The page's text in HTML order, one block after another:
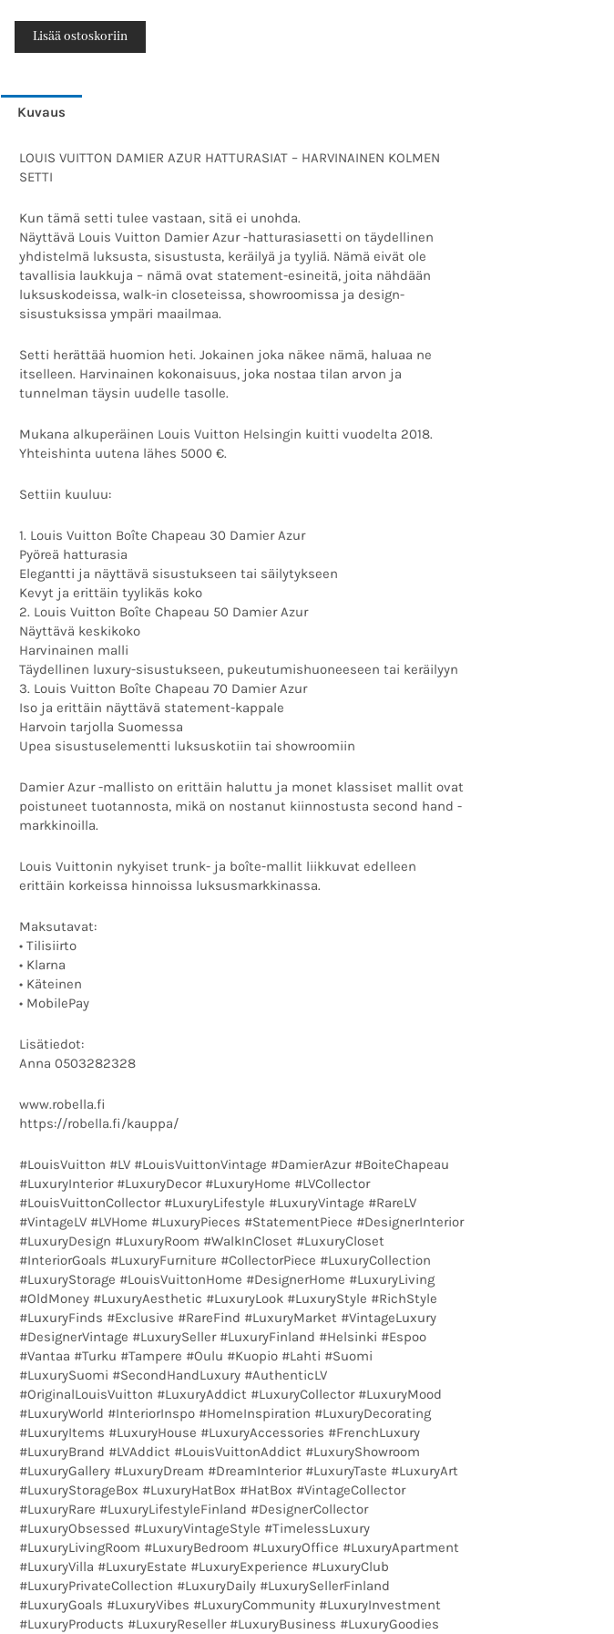
DAMIER
AZUR
–
HARVINAINEN
SETTI
määrä
Lisää ostoskoriin
Kuvaus
LOUIS VUITTON DAMIER AZUR HATTURASIAT – HARVINAINEN KOLMEN
SETTI
Kun tämä setti tulee vastaan, sitä ei unohda.
Näyttävä Louis Vuitton Damier Azur -hatturasiasetti on täydellinen
yhdistelmä luksusta, sisustusta, keräilyä ja tyyliä. Nämä eivät ole
tavallisia laukkuja – nämä ovat statement-esineitä, joita nähdään
luksuskodeissa, walk-in closeteissa, showroomissa ja design-
sisustuksissa ympäri maailmaa.
Setti herättää huomion heti. Jokainen joka näkee nämä, haluaa ne
itselleen. Harvinainen kokonaisuus, joka nostaa tilan arvon ja
tunnelman täysin uudelle tasolle.
Mukana alkuperäinen Louis Vuitton Helsingin kuitti vuodelta 2018.
Yhteishinta uutena lähes 5000 €.
Settiin kuuluu:
1. Louis Vuitton Boîte Chapeau 30 Damier Azur
Pyöreä hatturasia
Elegantti ja näyttävä sisustukseen tai säilytykseen
Kevyt ja erittäin tyylikäs koko
2. Louis Vuitton Boîte Chapeau 50 Damier Azur
Näyttävä keskikoko
Harvinainen malli
Täydellinen luxury-sisustukseen, pukeutumishuoneeseen tai keräilyyn
3. Louis Vuitton Boîte Chapeau 70 Damier Azur
Iso ja erittäin näyttävä statement-kappale
Harvoin tarjolla Suomessa
Upea sisustuselementti luksuskotiin tai showroomiin
Damier Azur -mallisto on erittäin haluttu ja monet klassiset mallit ovat
poistuneet tuotannosta, mikä on nostanut kiinnostusta second hand -
markkinoilla.
Louis Vuittonin nykyiset trunk- ja boîte-mallit liikkuvat edelleen
erittäin korkeissa hinnoissa luksusmarkkinassa.
Maksutavat:
• Tilisiirto
• Klarna
• Käteinen
• MobilePay
Lisätiedot:
Anna 0503282328
www.robella.fi
https://robella.fi/kauppa/
#LouisVuitton #LV #LouisVuittonVintage #DamierAzur #BoiteChapeau
#LuxuryInterior #LuxuryDecor #LuxuryHome #LVCollector
#LouisVuittonCollector #LuxuryLifestyle #LuxuryVintage #RareLV
#VintageLV #LVHome #LuxuryPieces #StatementPiece #DesignerInterior
#LuxuryDesign #LuxuryRoom #WalkInCloset #LuxuryCloset
#InteriorGoals #LuxuryFurniture #CollectorPiece #LuxuryCollection
#LuxuryStorage #LouisVuittonHome #DesignerHome #LuxuryLiving
#OldMoney #LuxuryAesthetic #LuxuryLook #LuxuryStyle #RichStyle
#LuxuryFinds #Exclusive #RareFind #LuxuryMarket #VintageLuxury
#DesignerVintage #LuxurySeller #LuxuryFinland #Helsinki #Espoo
#Vantaa #Turku #Tampere #Oulu #Kuopio #Lahti #Suomi
#LuxurySuomi #SecondHandLuxury #AuthenticLV
#OriginalLouisVuitton #LuxuryAddict #LuxuryCollector #LuxuryMood
#LuxuryWorld #InteriorInspo #HomeInspiration #LuxuryDecorating
#LuxuryItems #LuxuryHouse #LuxuryAccessories #FrenchLuxury
#LuxuryBrand #LVAddict #LouisVuittonAddict #LuxuryShowroom
#LuxuryGallery #LuxuryDream #DreamInterior #LuxuryTaste #LuxuryArt
#LuxuryStorageBox #LuxuryHatBox #HatBox #VintageCollector
#LuxuryRare #LuxuryLifestyleFinland #DesignerCollector
#LuxuryObsessed #LuxuryVintageStyle #TimelessLuxury
#LuxuryLivingRoom #LuxuryBedroom #LuxuryOffice #LuxuryApartment
#LuxuryVilla #LuxuryEstate #LuxuryExperience #LuxuryClub
#LuxuryPrivateCollection #LuxuryDaily #LuxurySellerFinland
#LuxuryGoals #LuxuryVibes #LuxuryCommunity #LuxuryInvestment
#LuxuryProducts #LuxuryReseller #LuxuryBusiness #LuxuryGoodies